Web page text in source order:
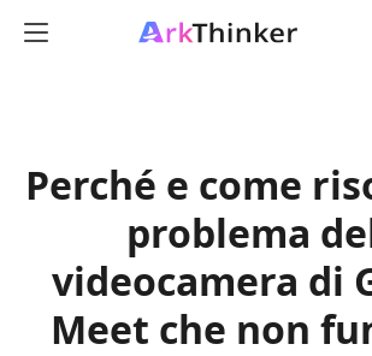
Perché e come
problema
videocamera di
Meet che non